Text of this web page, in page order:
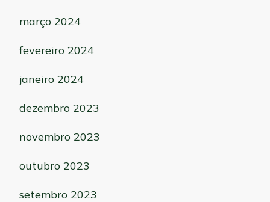
março 2024
fevereiro 2024
janeiro 2024
dezembro 2023
novembro 2023
outubro 2023
setembro 2023